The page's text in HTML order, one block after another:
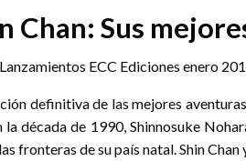
Chan: Sus
definitiva de las mejores
década de 1990, Shinnosuke
fronteras de su país natal. Shin